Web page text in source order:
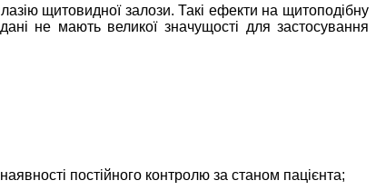
щитовидної залози. Такі ефекти на щитоподібну
не мають великої значущості для застосування
постійного контролю за станом пацієнта;